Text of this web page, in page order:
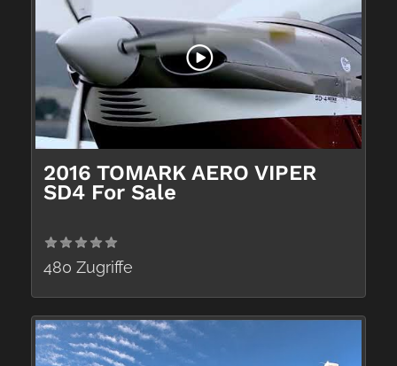
2016 TOMARK AERO VIPER
SD4 For Sale
480 Zugriffe